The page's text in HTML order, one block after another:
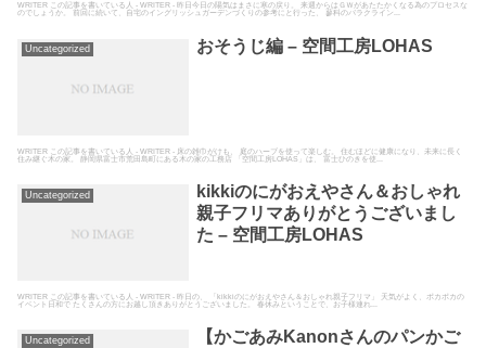
WRITER この記事を書いている人 - WRITER - 昨日今日の陽気はまさに寒の戻り。 来週からはＧＷがあたたかくなる為のプロセスな
のでしょうか。 前回に続いて、自宅のイングリッシュガーデンづくりの参考にと行った、 蓼科のバラクライン...
Uncategorized おそうじ編 – 空間工房LOHAS
WRITER この記事を書いている人 - WRITER - 床の雑巾がけも、 庭のハーブを使って楽しむ。 住むほどに健康になり、未来に長く
住み継ぐ木の家。 静岡県富士市荒田島町にある木の家の工務店 「空間工房LOHAS」は、 富士ひのきを使...
Uncategorized
kikkiのにがおえやさん＆おしゃれ
親子フリマありがとうございまし
た – 空間工房LOHAS
WRITER この記事を書いている人 - WRITER - 昨日の、 「kikkiのにがおえやさん＆おしゃれ親子フリマ」 天気がよく、ポカポカの
イベント日和で たくさんの方にお越し頂きありがとうございました。 春休みということで、お子様連れ...
Uncategorized
【かごあみKanonさんのパンかご